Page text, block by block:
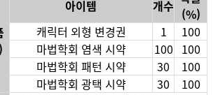
아이템 개수 (%)
캐릭터 외형 변경권
1
100
마법학회 염색 시약
100 100
마법학회 패턴 시약
30
100
마법학회 광택 시약
30 100